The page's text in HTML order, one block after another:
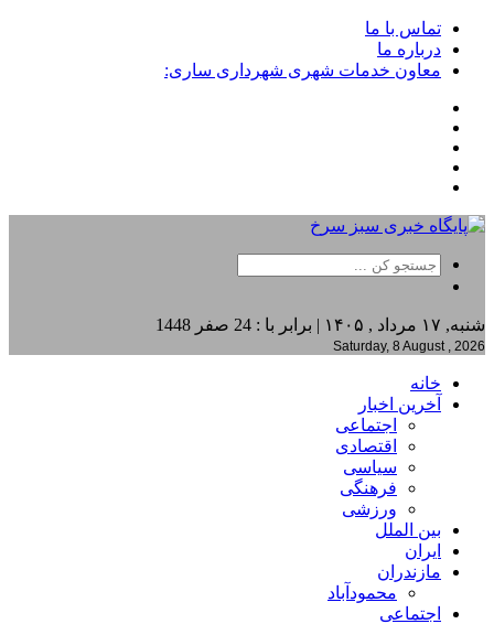
تماس با ما
درباره ما
معاون خدمات شهری شهرداری ساری:
شنبه, ۱۷ مرداد , ۱۴۰۵ | برابر با : 24 صفر 1448
Saturday, 8 August , 2026
خانه
آخرین اخبار
اجتماعی
اقتصادی
سیاسی
فرهنگی
ورزشی
بین الملل
ایران
مازندران
محمودآباد
اجتماعی